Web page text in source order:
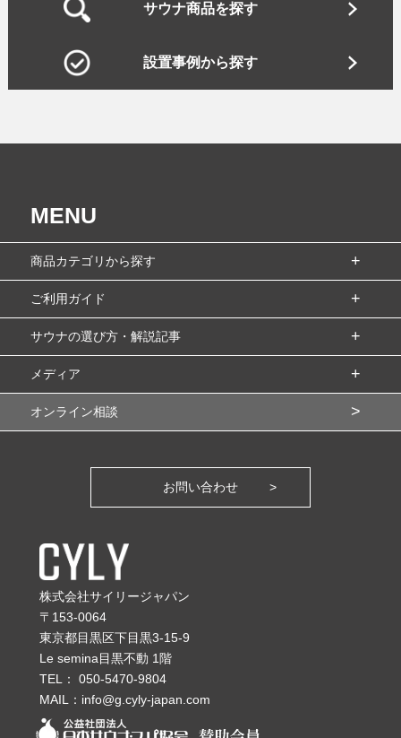
サウナ商品を探す
設置事例から探す
MENU
商品カテゴリから探す
ご利用ガイド
サウナの選び方・解説記事
メディア
オンライン相談
お問い合わせ
株式会社サイリージャパン
〒153-0064
東京都目黒区下目黒3-15-9
Le semina目黒不動 1階
TEL： 050-5470-9804
MAIL： info@g.cyly-japan.com